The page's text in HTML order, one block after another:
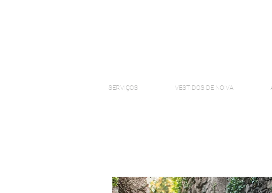
SERVIÇOS VESTIDOS DE NOIVA